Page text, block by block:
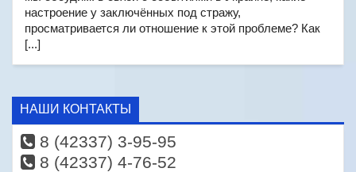
настроение у заключённых под стражу,
просматривается ли отношение к этой проблеме? Как
[...]
НАШИ КОНТАКТЫ
8 (42337) 3-95-95
8 (42337) 4-76-52